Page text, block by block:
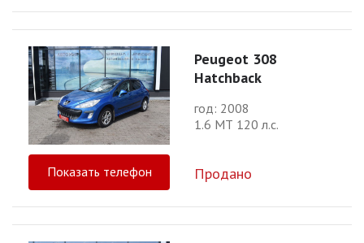
Peugeot 308
Hatchback
год: 2008
1.6 МТ 120 л.с.
Показать телефон Продано